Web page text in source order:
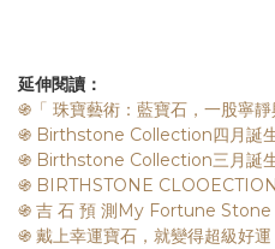
延伸閱讀：
֍「 珠寶藝術：藍寶石，一股寧靜
֍ Birthstone Collection四月誕
֍ Birthstone Collection三月誕
֍ BIRTHSTONE
֍ 吉 石 預 測My Fortune Stone
֍ 戴上幸運寶石，就變得超級好運